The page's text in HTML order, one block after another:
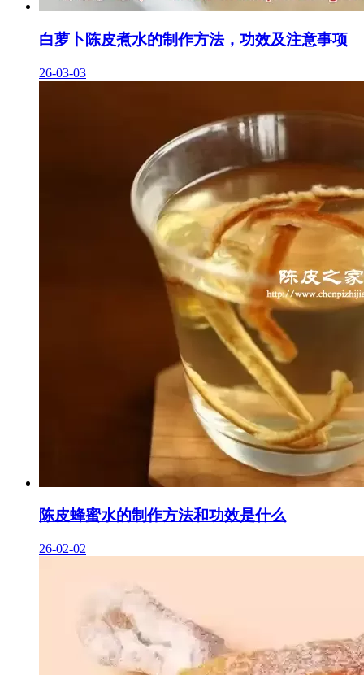
白萝卜陈皮煮水的制作方法，功效及注意事项
26-03-03
陈皮蜂蜜水的制作方法和功效是什么
26-02-02